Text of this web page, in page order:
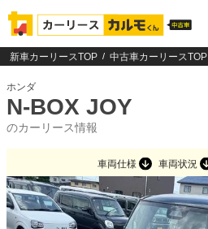
新車カーリースTOP 中古車カーリースTOP
ホンダ
N-BOX JOY
のカーリース情報
車両仕様 車両状況